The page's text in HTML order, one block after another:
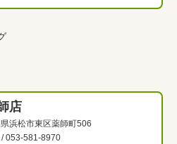
店
浜松市東区薬師町506
/053-581-8970